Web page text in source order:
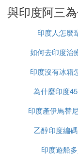
大顯神通，讓恆
了大地，又避免
河充滿了敬畏和
在印度教教義中
現世、來世之間
業的結果，而來
樂。瓦拉納西作
神最近的地方，
教徒們最大的願
河洗浴飲聖水、
與印度阿三
印度人怎麼
如何去印度治
印度沒有冰箱
食物
為什麼印度
印度產伊馬替
多少錢
乙醇印度編
印度遊船